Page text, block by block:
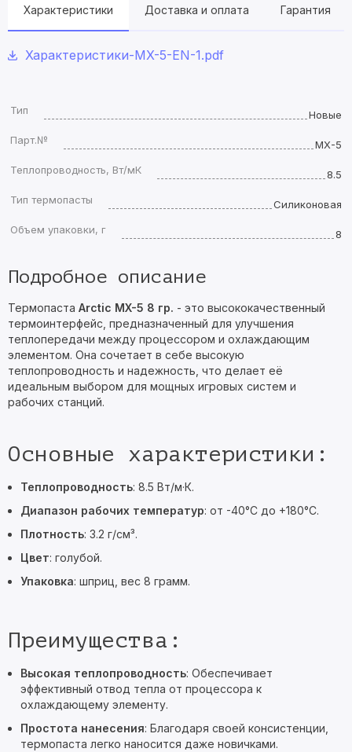
Характеристики Доставка и оплата Гарантия
Характеристики-MX-5-EN-1.pdf
Тип
Новые
Парт.№
MX-5
Теплопроводность, Вт/мК
8.5
Тип термопасты
Силиконовая
Объем упаковки, г
8
Подробное описание
Термопаста Arctic MX-5 8 гр. - это высококачественный
термоинтерфейс, предназначенный для улучшения
теплопередачи между процессором и охлаждающим
элементом. Она сочетает в себе высокую
теплопроводность и надежность, что делает её
идеальным выбором для мощных игровых систем и
рабочих станций.
Основные характеристики:
Теплопроводность: 8.5 Вт/м·К.
Диапазон рабочих температур: от -40°C до +180°C.
Плотность: 3.2 г/см³.
Цвет: голубой.
Упаковка: шприц, вес 8 грамм.
Преимущества:
Высокая теплопроводность: Обеспечивает
эффективный отвод тепла от процессора к
охлаждающему элементу.
Простота нанесения: Благодаря своей консистенции,
термопаста легко наносится даже новичками.